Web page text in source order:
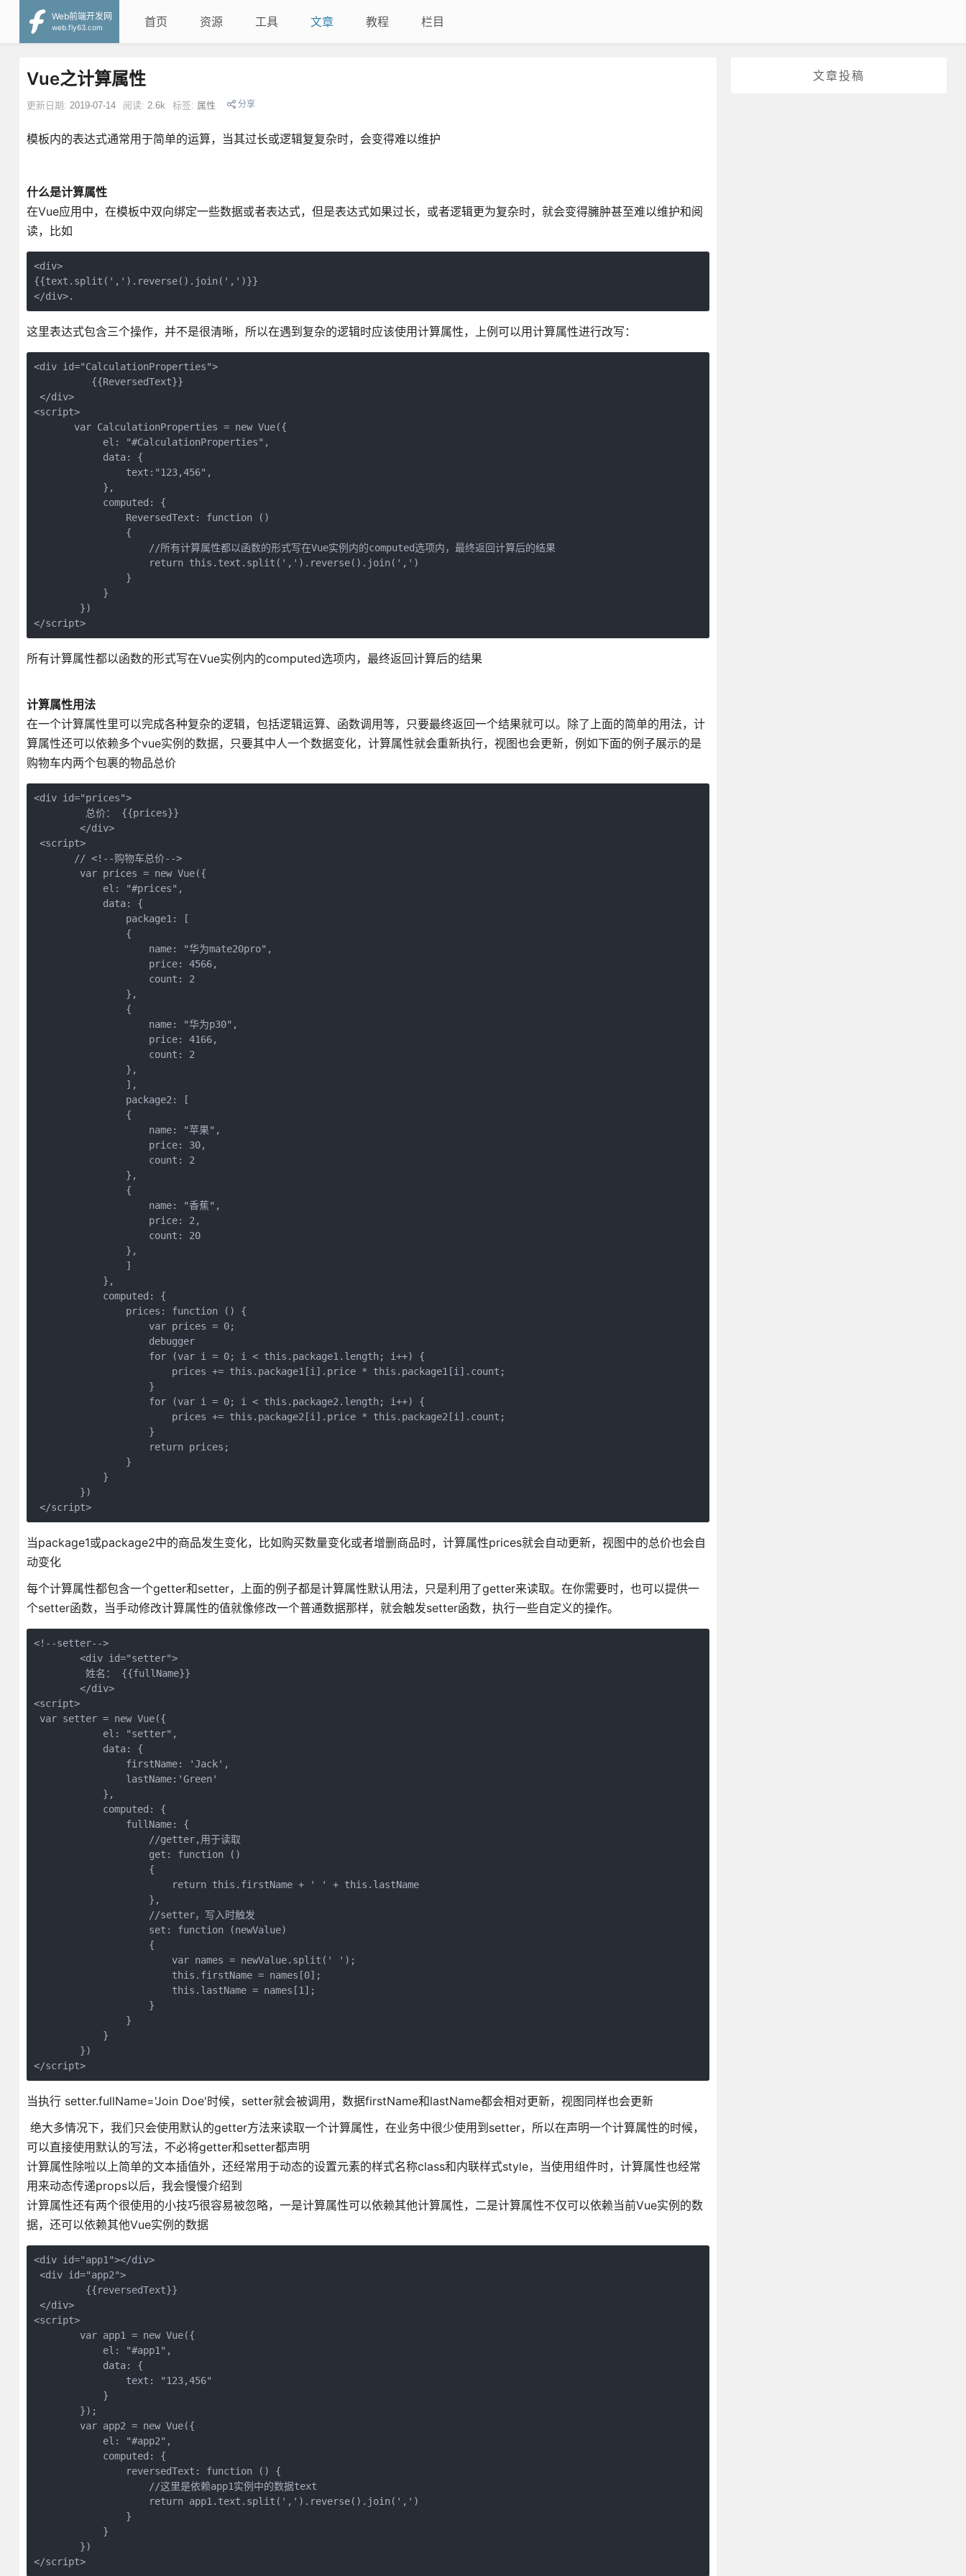
Web前端开发网
web.fly63.com
首页 资源 工具 文章 教程 栏目
文章投稿
Vue之计算属性
更新日期: 2019-07-14 阅读: 2.6k 标签: 属性 分享
模板内的表达式通常用于简单的运算，当其过长或逻辑复复杂时，会变得难以维护
什么是计算属性
在Vue应用中，在模板中双向绑定一些数据或者表达式，但是表达式如果过长，或者逻辑更为复杂时，就会变得臃肿甚至难以维护和阅
读，比如
<div>
{{text.split(',').reverse().join(',')}}
</div>.
这里表达式包含三个操作，并不是很清晰，所以在遇到复杂的逻辑时应该使用计算属性，上例可以用计算属性进行改写：
<div id="CalculationProperties">
          {{ReversedText}}
</div>
<script>
       var CalculationProperties = new Vue({
            el: "#CalculationProperties",
            data: {
                text:"123,456",
            },
            computed: {
                ReversedText: function ()
                {
                    //所有计算属性都以函数的形式写在Vue实例内的computed选项内，最终返回计算后的结果
                    return this.text.split(',').reverse().join(',')
                }
            }
        })
</script>
所有计算属性都以函数的形式写在Vue实例内的computed选项内，最终返回计算后的结果
计算属性用法
在一个计算属性里可以完成各种复杂的逻辑，包括逻辑运算、函数调用等，只要最终返回一个结果就可以。除了上面的简单的用法，计
算属性还可以依赖多个vue实例的数据，只要其中人一个数据变化，计算属性就会重新执行，视图也会更新，例如下面的例子展示的是
购物车内两个包裹的物品总价
<div id="prices">
         总价： {{prices}}
        </div>
<script>
       // <!--购物车总价-->
        var prices = new Vue({
            el: "#prices",
            data: {
                package1: [
                {
                    name: "华为mate20pro",
                    price: 4566,
                    count: 2
                },
                {
                    name: "华为p30",
                    price: 4166,
                    count: 2
                },
                ],
                package2: [
                {
                    name: "苹果",
                    price: 30,
                    count: 2
                },
                {
                    name: "香蕉",
                    price: 2,
                    count: 20
                },
                ]
            },
            computed: {
                prices: function () {
                    var prices = 0;
                    debugger
                    for (var i = 0; i < this.package1.length; i++) {
                        prices += this.package1[i].price * this.package1[i].count;
                    }
                    for (var i = 0; i < this.package2.length; i++) {
                        prices += this.package2[i].price * this.package2[i].count;
                    }
                    return prices;
                }
            }
        })
</script>
当package1或package2中的商品发生变化，比如购买数量变化或者增删商品时，计算属性prices就会自动更新，视图中的总价也会自
动变化
每个计算属性都包含一个getter和setter，上面的例子都是计算属性默认用法，只是利用了getter来读取。在你需要时，也可以提供一
个setter函数，当手动修改计算属性的值就像修改一个普通数据那样，就会触发setter函数，执行一些自定义的操作。
<!--setter-->
        <div id="setter">
         姓名： {{fullName}}
        </div>
<script>
var setter = new Vue({
            el: "setter",
            data: {
                firstName: 'Jack',
                lastName:'Green'
            },
            computed: {
                fullName: {
                    //getter,用于读取
                    get: function ()
                    {
                        return this.firstName + ' ' + this.lastName
                    },
                    //setter，写入时触发
                    set: function (newValue)
                    {
                        var names = newValue.split(' ');
                        this.firstName = names[0];
                        this.lastName = names[1];
                    }
                }
            }
        })
</script>
当执行 setter.fullName='Join Doe'时候，setter就会被调用，数据firstName和lastName都会相对更新，视图同样也会更新
绝大多情况下，我们只会使用默认的getter方法来读取一个计算属性，在业务中很少使用到setter，所以在声明一个计算属性的时候，
可以直接使用默认的写法，不必将getter和setter都声明
计算属性除啦以上简单的文本插值外，还经常用于动态的设置元素的样式名称class和内联样式style，当使用组件时，计算属性也经常
用来动态传递props以后，我会慢慢介绍到
计算属性还有两个很使用的小技巧很容易被忽略，一是计算属性可以依赖其他计算属性，二是计算属性不仅可以依赖当前Vue实例的数
据，还可以依赖其他Vue实例的数据
<div id="app1"></div>
<div id="app2">
         {{reversedText}}
</div>
<script>
        var app1 = new Vue({
            el: "#app1",
            data: {
                text: "123,456"
            }
        });
        var app2 = new Vue({
            el: "#app2",
            computed: {
                reversedText: function () {
                    //这里是依赖app1实例中的数据text
                    return app1.text.split(',').reverse().join(',')
                }
            }
        })
</script>